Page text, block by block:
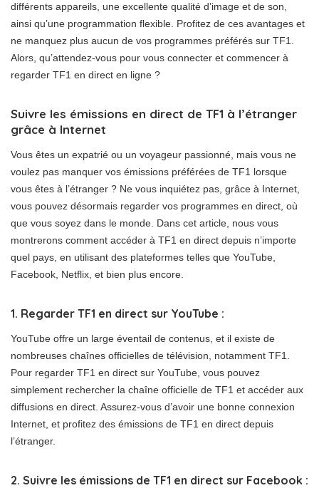
différents appareils, une excellente qualité d’image et de son,
ainsi qu’une programmation flexible. Profitez de ces avantages et
ne manquez plus aucun de vos programmes préférés sur TF1.
Alors, qu’attendez-vous pour vous connecter et commencer à
regarder TF1 en direct en ligne ?
Suivre les émissions en direct de TF1 à l’étranger
grâce à Internet
Vous êtes un expatrié ou un voyageur passionné, mais vous ne
voulez pas manquer vos émissions préférées de TF1 lorsque
vous êtes à l’étranger ? Ne vous inquiétez pas, grâce à Internet,
vous pouvez désormais regarder vos programmes en direct, où
que vous soyez dans le monde. Dans cet article, nous vous
montrerons comment accéder à TF1 en direct depuis n’importe
quel pays, en utilisant des plateformes telles que YouTube,
Facebook, Netflix, et bien plus encore.
1. Regarder TF1 en direct sur YouTube :
YouTube offre un large éventail de contenus, et il existe de
nombreuses chaînes officielles de télévision, notamment TF1.
Pour regarder TF1 en direct sur YouTube, vous pouvez
simplement rechercher la chaîne officielle de TF1 et accéder aux
diffusions en direct. Assurez-vous d’avoir une bonne connexion
Internet, et profitez des émissions de TF1 en direct depuis
l’étranger.
2. Suivre les émissions de TF1 en direct sur Facebook :